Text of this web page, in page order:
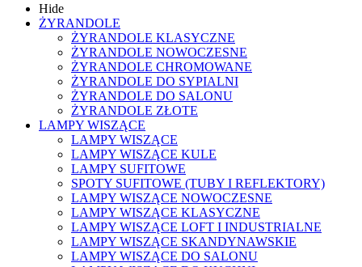
Hide
ŻYRANDOLE
ŻYRANDOLE KLASYCZNE
ŻYRANDOLE NOWOCZESNE
ŻYRANDOLE CHROMOWANE
ŻYRANDOLE DO SYPIALNI
ŻYRANDOLE DO SALONU
ŻYRANDOLE ZŁOTE
LAMPY WISZĄCE
LAMPY WISZĄCE
LAMPY WISZĄCE KULE
LAMPY SUFITOWE
SPOTY SUFITOWE (TUBY I REFLEKTORY)
LAMPY WISZĄCE NOWOCZESNE
LAMPY WISZĄCE KLASYCZNE
LAMPY WISZĄCE LOFT I INDUSTRIALNE
LAMPY WISZĄCE SKANDYNAWSKIE
LAMPY WISZĄCE DO SALONU